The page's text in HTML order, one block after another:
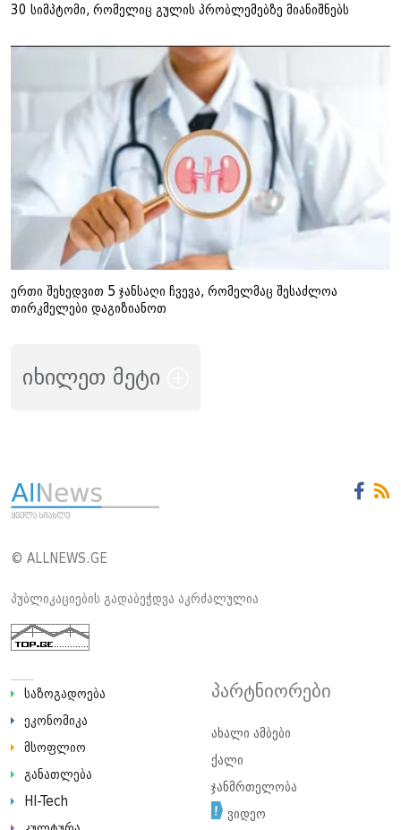
30 სიმპტომი, რომელიც გულის პრობლემებზე მიანიშნებს
ერთი შეხედვით 5 ჯანსაღი ჩვევა, რომელმაც შესაძლოა
თირკმელები დაგიზიანოთ
იხილეთ მეტი
© ALLNEWS.GE
პუბლიკაციების გადაბეჭდვა აკრძალულია
საზოგადოება
ეკონომიკა
მსოფლიო
განათლება
HI-Tech
პარტნიორები
ახალი ამბები
ქალი
ჯანმრთელობა
ვიდეო